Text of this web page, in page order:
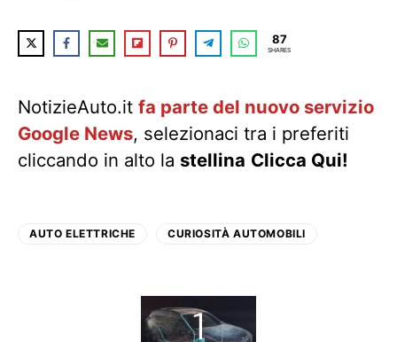
87
SHARES
NotizieAuto.it fa parte del nuovo servizio
Google News, selezionaci tra i preferiti
cliccando in alto la stellina Clicca Qui!
AUTO ELETTRICHE CURIOSITÀ AUTOMOBILI